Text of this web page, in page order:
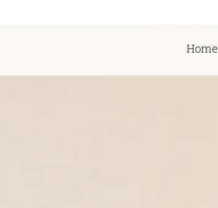
Home